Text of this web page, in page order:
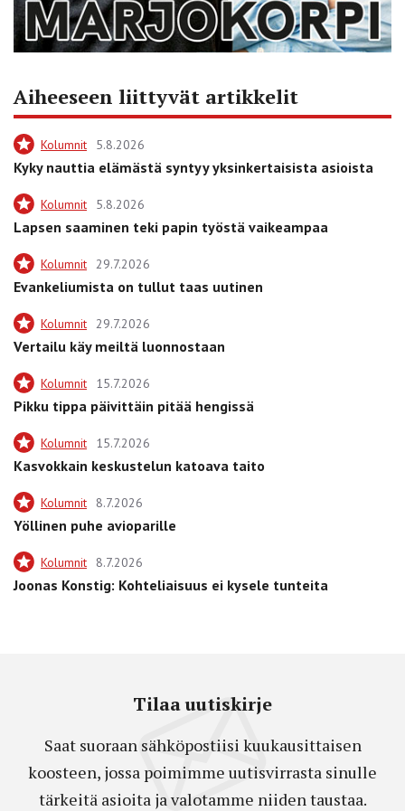
Aiheeseen liittyvät artikkelit
Kolumnit 5.8.2026
Kyky nauttia elämästä syntyy yksinkertaisista asioista
Kolumnit 5.8.2026
Lapsen saaminen teki papin työstä vaikeampaa
Kolumnit 29.7.2026
Evankeliumista on tullut taas uutinen
Kolumnit 29.7.2026
Vertailu käy meiltä luonnostaan
Kolumnit 15.7.2026
Pikku tippa päivittäin pitää hengissä
Kolumnit 15.7.2026
Kasvokkain keskustelun katoava taito
Kolumnit 8.7.2026
Yöllinen puhe avioparille
Kolumnit 8.7.2026
Joonas Konstig: Kohteliaisuus ei kysele tunteita
Tilaa uutiskirje
Saat suoraan sähköpostiisi kuukausittaisen
koosteen, jossa poimimme uutisvirrasta sinulle
tärkeitä asioita ja valotamme niiden taustaa.